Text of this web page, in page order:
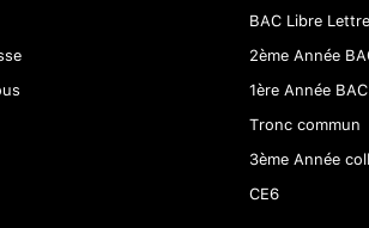
BAC Libre
2ème Année
1ère Année BAC
Tronc commun
3ème Année
CE6